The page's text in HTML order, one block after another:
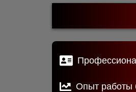
Опыт работы